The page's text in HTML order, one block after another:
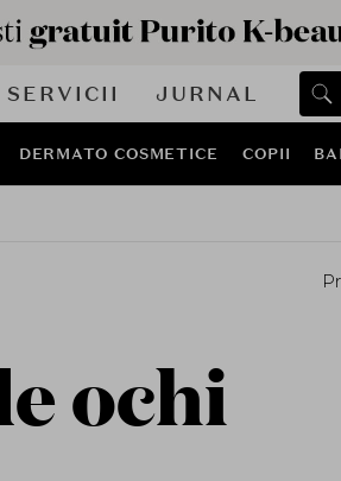
SERVICII JURNAL
DERMATO COSMETICE COPII
ochi